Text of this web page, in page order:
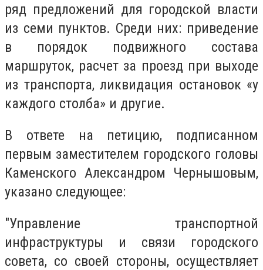
ряд предложений для городской власти
из семи пунктов. Среди них: приведение
в порядок подвижного состава
маршруток, расчет за проезд при выходе
из транспорта, ликвидация остановок «у
каждого столба» и другие.
В ответе на петицию, подписанном
первым заместителем городского головы
Каменского Александром Чернышовым,
указано следующее:
"Управление транспортной
инфраструктуры и связи городского
совета, со своей стороны, осуществляет